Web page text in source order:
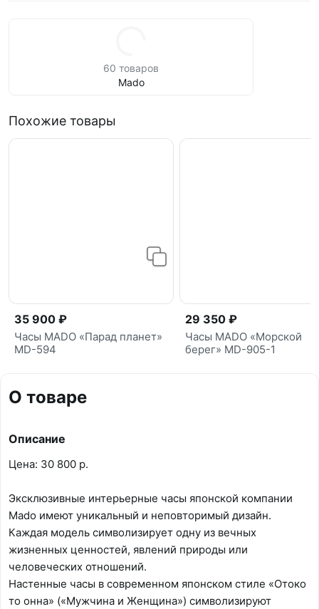
60 товаров
Mado
Похожие товары
35 900 ₽
Часы MADO «Парад планет»
MD-594
29 350 ₽
Часы MADO «Морской
берег» MD-905-1
О товаре
Описание
Цена: 30 800 р.
Эксклюзивные интерьерные часы японской компании
Mado имеют уникальный и неповторимый дизайн.
Каждая модель символизирует одну из вечных
жизненных ценностей, явлений природы или
человеческих отношений.
Настенные часы в современном японском стиле «Отоко
то онна» («Мужчина и Женщина») символизируют